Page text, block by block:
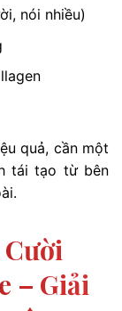
nói nhiều)
quả, cần một
tái tạo từ bên
– Giải